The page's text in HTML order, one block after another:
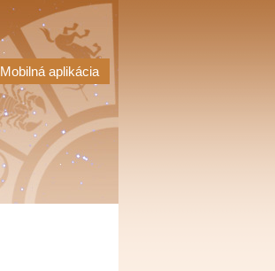
Mobilná aplikácia